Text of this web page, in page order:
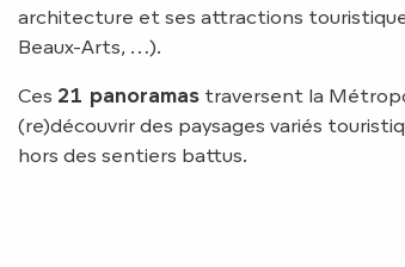
architecture et ses attractions
Beaux-Arts, …).
Ces 21 panoramas traversent la
(re)découvrir des paysages variés
hors des sentiers battus.